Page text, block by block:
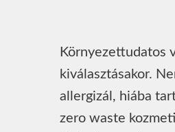
Környezettudatos
kiválasztásakor.
allergizál, hiába
zero waste